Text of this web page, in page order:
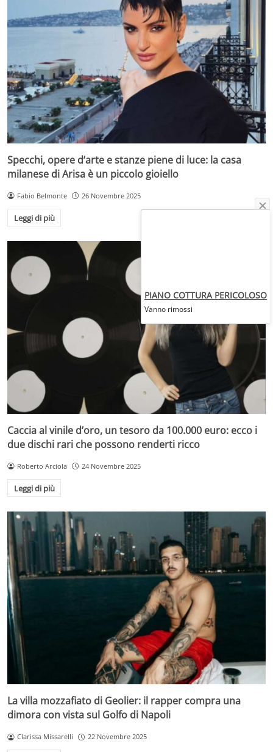
Specchi, opere d’arte e stanze piene di luce: la casa
milanese di Arisa è un piccolo gioiello
Fabio Belmonte 26 Novembre 2025
Leggi di più
Caccia al vinile d’oro, un tesoro da 100.000 euro: ecco i
due dischi rari che possono renderti ricco
Roberto Arciola 24 Novembre 2025
Leggi di più
La villa mozzafiato di Geolier: il rapper compra una
dimora con vista sul Golfo di Napoli
Clarissa Missarelli 22 Novembre 2025
PIANO COTTURA PERICOLOSO
Vanno rimossi